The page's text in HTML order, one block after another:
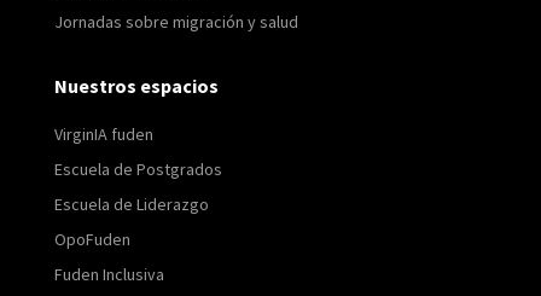
Jornadas sobre migración y salud
Nuestros espacios
VirginIA fuden
Escuela de Postgrados
Escuela de Liderazgo
OpoFuden
Fuden Inclusiva